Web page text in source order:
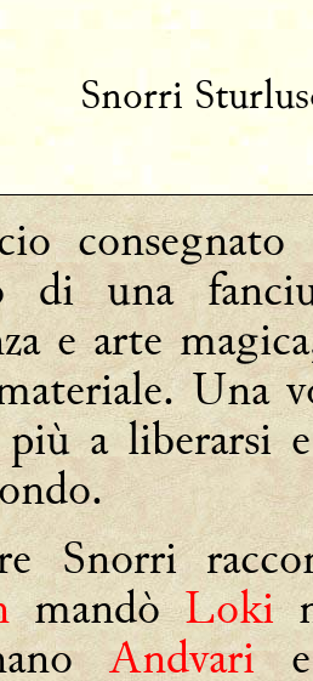
Snorri
di una
e arte
Una
a liberarsi
Snorri
mandòLoki
Andvarie